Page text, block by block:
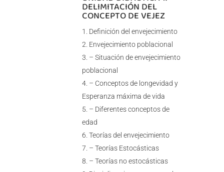
DELIMITACIÓN DEL
CONCEPTO DE VEJEZ
Definición del envejecimiento
Envejecimiento poblacional
– Situación de envejecimiento
poblacional
– Conceptos de longevidad y
Esperanza máxima de vida
– Diferentes conceptos de
edad
Teorías del envejecimiento
– Teorías Estocásticas
– Teorías no estocásticas